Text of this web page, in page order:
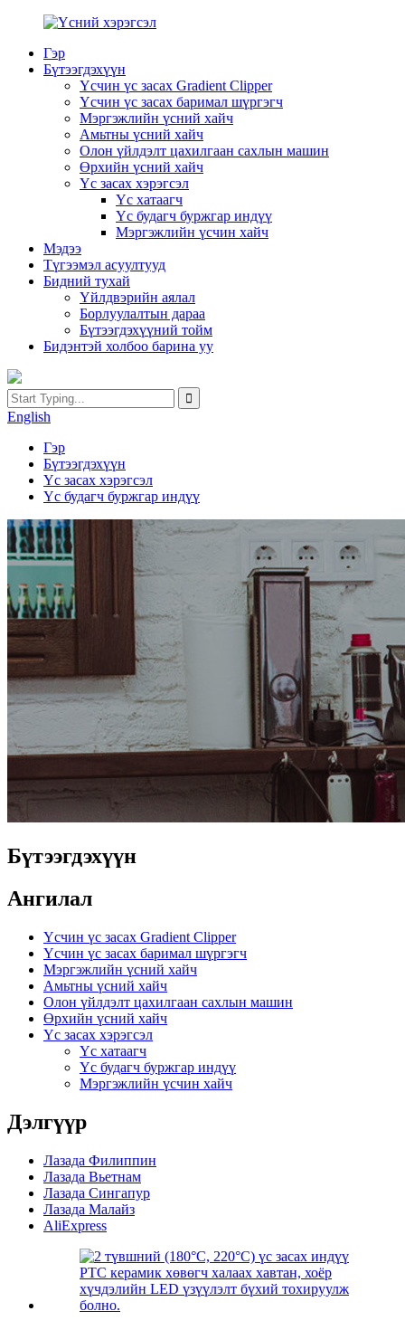
Гэр
Бүтээгдэхүүн
Үсчин үс засах Gradient Clipper
Үсчин үс засах баримал шүргэгч
Мэргэжлийн үсний хайч
Амьтны үсний хайч
Олон үйлдэлт цахилгаан сахлын машин
Өрхийн үсний хайч
Үс засах хэрэгсэл
Үс хатаагч
Үс будагч буржгар индүү
Мэргэжлийн үсчин хайч
Мэдээ
Түгээмэл асуултууд
Бидний тухай
Үйлдвэрийн аялал
Борлуулалтын дараа
Бүтээгдэхүүний тойм
Бидэнтэй холбоо барина уу
English
Гэр
Бүтээгдэхүүн
Үс засах хэрэгсэл
Үс будагч буржгар индүү
Бүтээгдэхүүн
Ангилал
Үсчин үс засах Gradient Clipper
Үсчин үс засах баримал шүргэгч
Мэргэжлийн үсний хайч
Амьтны үсний хайч
Олон үйлдэлт цахилгаан сахлын машин
Өрхийн үсний хайч
Үс засах хэрэгсэл
Үс хатаагч
Үс будагч буржгар индүү
Мэргэжлийн үсчин хайч
Дэлгүүр
Лазада Филиппин
Лазада Вьетнам
Лазада Сингапур
Лазада Малайз
AliExpress